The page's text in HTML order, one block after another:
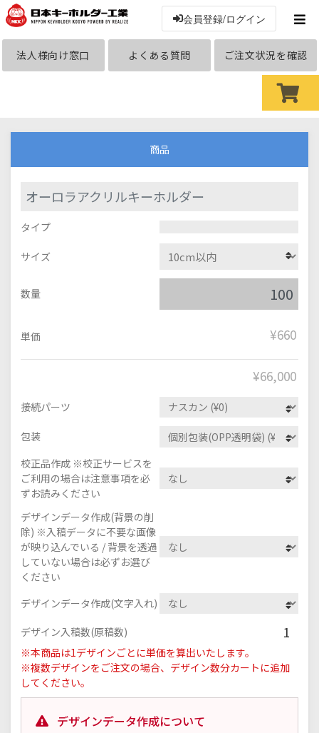
会員登録/ログイン
法人様向け窓口 よくある質問 ご注文状況を確認
商品
オーロラアクリルキーホルダー
タイプ
サイズ
数量
単価 ¥660
¥66,000
接続パーツ
包装
校正品作成 ※校正サービスを
ご利用の場合は注意事項を必
ずお読みください
デザインデータ作成(背景の削
除) ※入稿データに不要な画像
が映り込んでいる / 背景を透過
していない場合は必ずお選び
ください
デザインデータ作成(文字入れ)
デザイン入稿数(原稿数) 1
※本商品は1デザインごとに単価を算出いたします。
※複数デザインをご注文の場合、デザイン数分カートに追加
してください。
デザインデータ作成について